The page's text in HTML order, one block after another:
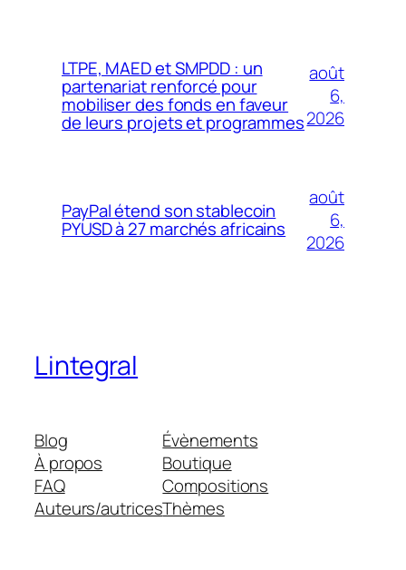
LTPE, MAED et SMPDD : un
partenariat renforcé pour
mobiliser des fonds en faveur
de leurs projets et programmes
août
6,
2026
PayPal étend son stablecoin
PYUSD à 27 marchés africains
août
6,
2026
Lintegral
Blog
À propos
FAQ
Auteurs/autrices
Évènements
Boutique
Compositions
Thèmes